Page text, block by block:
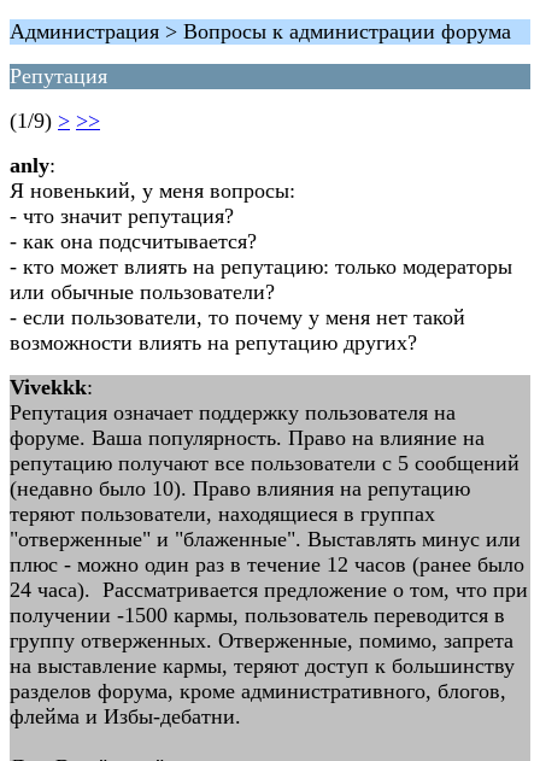
Администрация > Вопросы к администрации форума
Репутация
(1/9) > >>
anly:
Я новенький, у меня вопросы:
- что значит репутация?
- как она подсчитывается?
- кто может влиять на репутацию: только модераторы
или обычные пользователи?
- если пользователи, то почему у меня нет такой
возможности влиять на репутацию других?
Vivekkk:
Репутация означает поддержку пользователя на
форуме. Ваша популярность. Право на влияние на
репутацию получают все пользователи с 5 сообщений
(недавно было 10). Право влияния на репутацию
теряют пользователи, находящиеся в группах
"отверженные" и "блаженные". Выставлять минус или
плюс - можно один раз в течение 12 часов (ранее было
24 часа). Рассматривается предложение о том, что при
получении -1500 кармы, пользователь переводится в
группу отверженных. Отверженные, помимо, запрета
на выставление кармы, теряют доступ к большинству
разделов форума, кроме административного, блогов,
флейма и Избы-дебатни.